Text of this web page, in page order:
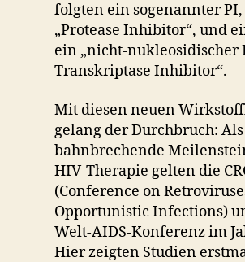
folgten ein sogenannter
„Protease Inhibitor“, und
ein „nicht-nukleosidischer
Transkriptase Inhibitor“.
Mit diesen neuen
gelang der Durchbruch: Als
bahnbrechende
HIV-Therapie gelten die
(Conference on
Opportunistic Infections)
Welt-AIDS-Konferenz im
Hier zeigten Studien